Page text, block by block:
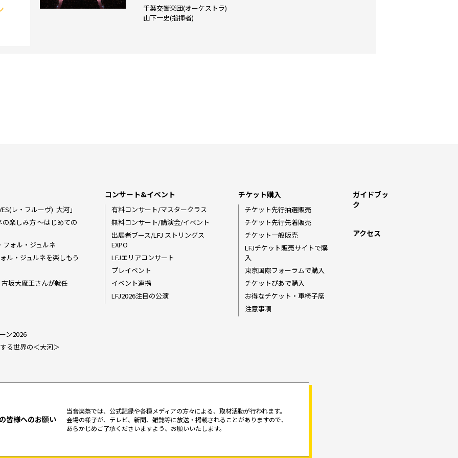
千葉交響楽団(オーケストラ)
山下一史(指揮者)
レ・フルーヴ) ―― 大河」
楽しみ方 〜はじめての
ォル・ジュルネ
ル・ジュルネを楽しもう
坂大魔王さんが就任
ン2026
る世界の＜大河＞
コンサート&イベント
有料コンサート/マスタークラス
無料コンサート/講演会/イベント
出展者ブース/LFJ ストリングス
EXPO
LFJエリアコンサート
プレイベント
イベント連携
LFJ2026注目の公演
チケット購入
チケット先行抽選販売
チケット先行先着販売
チケット一般販売
LFJチケット販売サイトで購
入
東京国際フォーラムで購入
チケットぴあで購入
お得なチケット・車椅子席
注意事項
ガイドブッ
ク
アクセス
皆様へのお願い
当音楽祭では、公式記録や各種メディアの方々による、取材活動が行われます。
会場の様子が、テレビ、新聞、雑誌等に放送・掲載されることがありますので、
あらかじめご了承くださいますよう、お願いいたします。